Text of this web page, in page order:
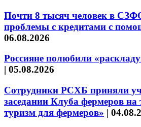
Почти 8 тысяч человек в
проблемы с кредитами с
06.08.2026
Россияне полюбили
| 05.08.2026
Сотрудники РСХБ приняли
заседании Клуба фермеров на
туризм для фермеров» |